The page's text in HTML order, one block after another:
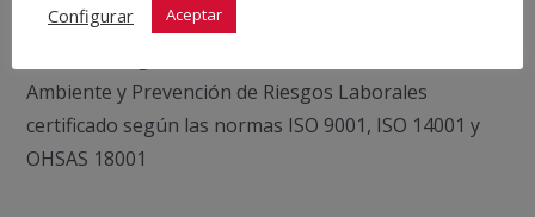
Ambiente y Prevención de Riesgos Laborales
certificado según las normas ISO 9001, ISO 14001 y
OHSAS 18001
Configurar
Aceptar